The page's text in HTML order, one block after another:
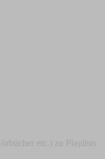
etc.) zu Playlists